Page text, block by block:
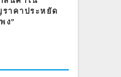
าคาประหยัด
ง”